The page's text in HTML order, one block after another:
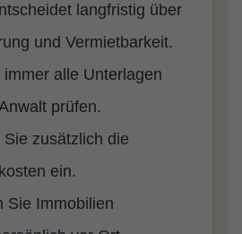
langfristig über
und Vermietbarkeit.
alle Unterlagen
prüfen.
zusätzlich die
ein.
Sie Immobilien